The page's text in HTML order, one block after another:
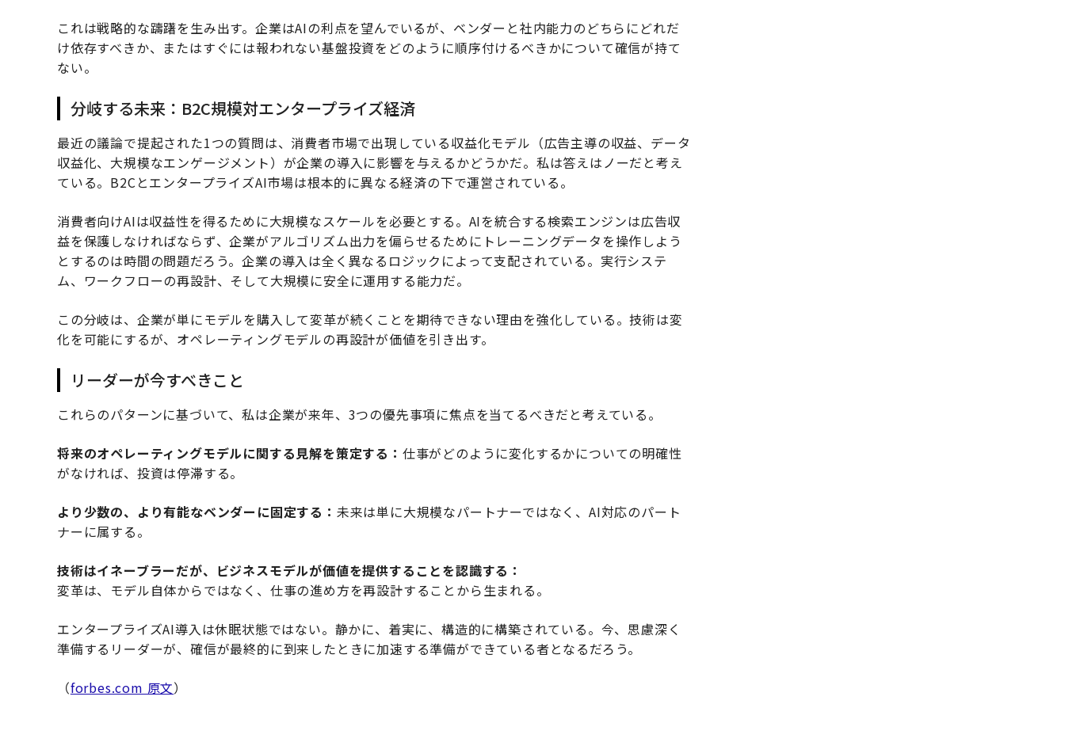
これは戦略的な躊躇を生み出す。企業はAIの利点を望んでいるが、ベンダーと社内能力のどちらにどれだ
け依存すべきか、またはすぐには報われない基盤投資をどのように順序付けるべきかについて確信が持て
ない。
分岐する未来：B2C規模対エンタープライズ経済
最近の議論で提起された1つの質問は、消費者市場で出現している収益化モデル（広告主導の収益、データ
収益化、大規模なエンゲージメント）が企業の導入に影響を与えるかどうかだ。私は答えはノーだと考え
ている。B2CとエンタープライズAI市場は根本的に異なる経済の下で運営されている。
消費者向けAIは収益性を得るために大規模なスケールを必要とする。AIを統合する検索エンジンは広告収
益を保護しなければならず、企業がアルゴリズム出力を偏らせるためにトレーニングデータを操作しよう
とするのは時間の問題だろう。企業の導入は全く異なるロジックによって支配されている。実行システ
ム、ワークフローの再設計、そして大規模に安全に運用する能力だ。
この分岐は、企業が単にモデルを購入して変革が続くことを期待できない理由を強化している。技術は変
化を可能にするが、オペレーティングモデルの再設計が価値を引き出す。
リーダーが今すべきこと
これらのパターンに基づいて、私は企業が来年、3つの優先事項に焦点を当てるべきだと考えている。
将来のオペレーティングモデルに関する見解を策定する： 仕事がどのように変化するかについての明確性
がなければ、投資は停滞する。
より少数の、より有能なベンダーに固定する： 未来は単に大規模なパートナーではなく、AI対応のパート
ナーに属する。
技術はイネーブラーだが、ビジネスモデルが価値を提供することを認識する：
変革は、モデル自体からではなく、仕事の進め方を再設計することから生まれる。
エンタープライズAI導入は休眠状態ではない。静かに、着実に、構造的に構築されている。今、思慮深く
準備するリーダーが、確信が最終的に到来したときに加速する準備ができている者となるだろう。
（forbes.com 原文）